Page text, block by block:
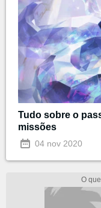
Tudo sobre o
missões
04 nov 2020